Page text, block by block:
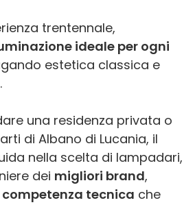
trentennale,
ideale per ogni
estetica classica e
una residenza privata o
di Albano di Lucania, il
nella scelta di lampadari,
dei migliori brand,
competenza tecnica che